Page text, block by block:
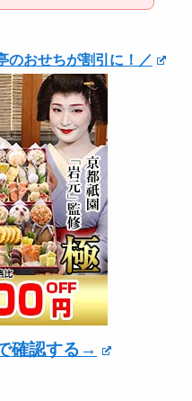
のおせちが割引に！／
確認する→